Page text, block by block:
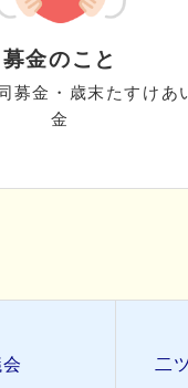
募金のこと
募金・歳末たすけあ
金
二